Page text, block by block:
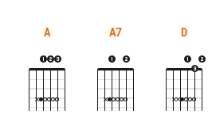
A A7 D